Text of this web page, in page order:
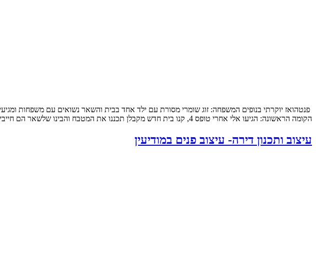
הקומה הראשונה: הגיעו אלי אחרי טופס 4, קנו בית חדש מקבלן תכננו את המטבח והבינו שלשאר הם חייבים תכנון מקצועי, תכנון […]
עיצוב ותכנון דירה- עיצוב פנים במודיעין